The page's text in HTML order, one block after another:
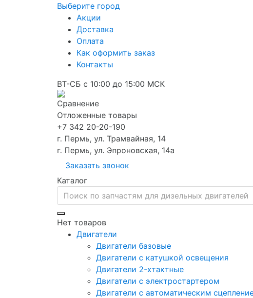
Выберите город
Акции
Доставка
Оплата
Как оформить заказ
Контакты
ВТ-СБ с 10:00 до 15:00 МСК
Сравнение
Отложенные товары
+7 342 20-20-190
г. Пермь, ул. Трамвайная, 14
г. Пермь, ул. Эпроновская, 14а
Заказать звонок
Каталог
Нет товаров
Двигатели
Двигатели базовые
Двигатели с катушкой освещения
Двигатели 2-хтактные
Двигатели с электростартером
Двигатели с автоматическим